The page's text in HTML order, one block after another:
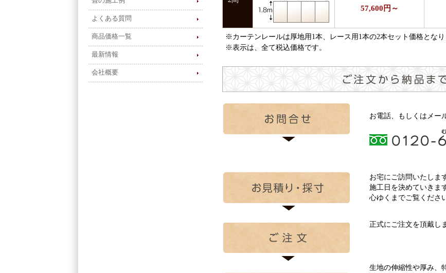
57,600円～
※カーテンレールは厚地用1本、レース用1本の2本セット価格となり
※表示は、全て税込価格です。
お電話、もしくはメー
お宅にご訪問いたしま
施工日を決めていきま
心ゆくまでご覧くださ
正式にご注文を頂戴し
生地の伸縮性や厚み、
よくある質問
商品価格一覧
最新情報
会社概要